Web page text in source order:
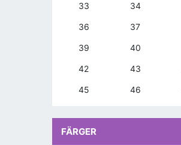
33 34
36 37
39 40
42 43
45 46
FÄRGER